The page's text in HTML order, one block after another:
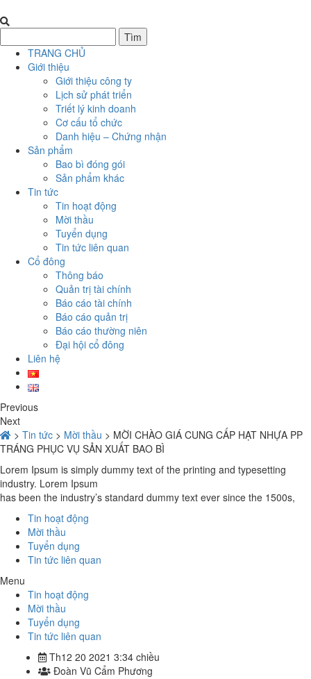
TRANG CHỦ
Giới thiệu
Giới thiệu công ty
Lịch sử phát triển
Triết lý kinh doanh
Cơ cấu tổ chức
Danh hiệu – Chứng nhận
Sản phẩm
Bao bì đóng gói
Sản phẩm khác
Tin tức
Tin hoạt động
Mời thầu
Tuyển dụng
Tin tức liên quan
Cổ đông
Thông báo
Quản trị tài chính
Báo cáo tài chính
Báo cáo quản trị
Báo cáo thường niên
Đại hội cổ đông
Liên hệ
Previous
Next
> Tin tức > Mời thầu > MỜI CHÀO GIÁ CUNG CẤP HẠT NHỰA PP
TRÁNG PHỤC VỤ SẢN XUẤT BAO BÌ
Lorem Ipsum is simply dummy text of the printing and typesetting
industry. Lorem Ipsum
has been the industry’s standard dummy text ever since the 1500s,
Tin hoạt động
Mời thầu
Tuyển dụng
Tin tức liên quan
Menu
Tin hoạt động
Mời thầu
Tuyển dụng
Tin tức liên quan
Th12 20 2021 3:34 chiều
Đoàn Vũ Cẩm Phương